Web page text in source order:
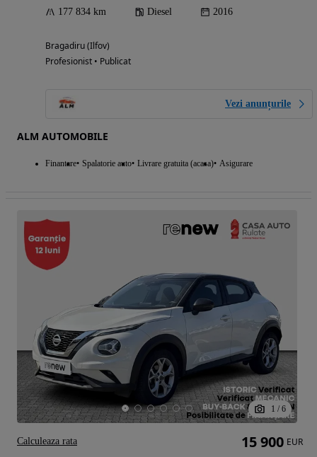
177 834 km Diesel 2016
Bragadiru (Ilfov)
Profesionist • Publicat
Vezi anunțurile
ALM AUTOMOBILE
Finantare Spalatorie auto Livrare gratuita (acasa) Asigurare
1 / 6
15 900 EUR
Calculeaza rata